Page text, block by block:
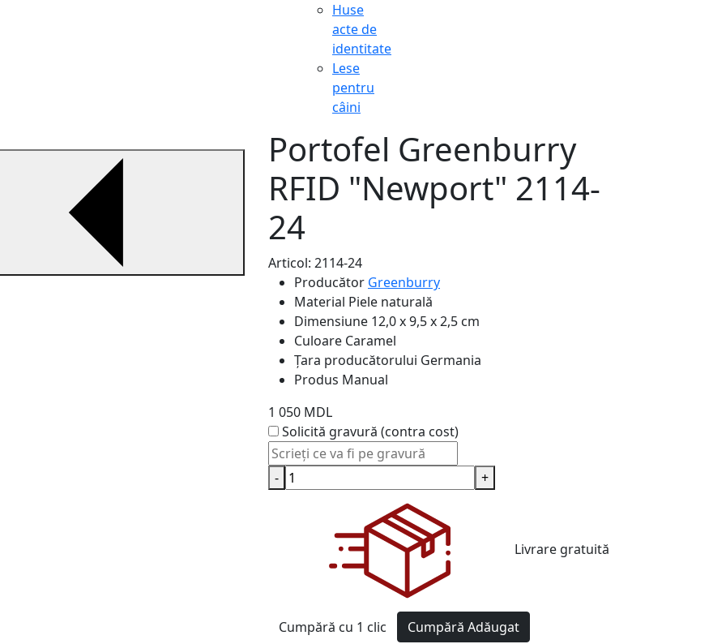
Huse
acte de
identitate
Lese
pentru
câini
Portofel Greenburry
RFID "Newport" 2114-
24
Articol: 2114-24
Producător Greenburry
Material Piele naturală
Dimensiune 12,0 x 9,5 x 2,5 cm
Culoare Caramel
Țara producătorului Germania
Produs Manual
1 050 MDL
Solicită gravură (contra cost)
- +
Livrare gratuită
Cumpără cu 1 clic Cumpără Adăugat